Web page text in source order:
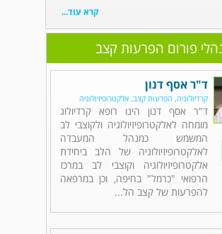
קרא עוד...
פורום הפרעות קצב
ד"ר אסף דנון
קרדיולוגיה, הפרעות קצב, אלקטרופיזיולוגיה
ד"ר אסף דנון הינו רופא קרדיולוג
מומחה לאלקטרופיזיולוגיה ולקוצבי לב
המשמש כמנהל המעבדה
לאלקטרופיזיולוגיה של הלב ביחידת
אלקטרופיזיולוגיה וקוצבי לב במרכז
הרפואי "כרמל" בחיפה, וכן במרפאה
להפרעות של קצב הל...